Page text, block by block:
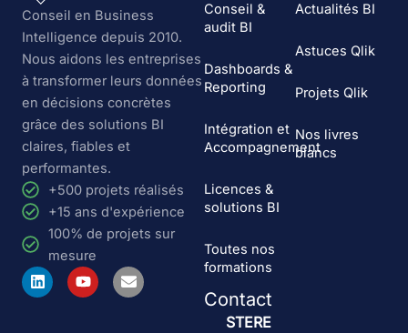
Conseil en Business
Intelligence depuis 2010.
Nous aidons les entreprises
à transformer leurs données
en décisions concrètes
grâce des solutions BI
claires, fiables et
performantes.
+500 projets réalisés
+15 ans d'expérience
100% de projets sur
mesure
L
i
n
Y
o
u
E
n
v
Conseil &
audit BI
Dashboards &
Reporting
Intégration et
Accompagnement
Licences &
solutions BI
Toutes nos
formations
Actualités BI
Astuces Qlik
Projets Qlik
Nos livres
blancs
Contact
STERE